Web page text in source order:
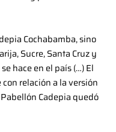
Cochabamba, sino
Sucre, Santa Cruz y
hace en el país (…) El
relación a la versión
Cadepia quedó